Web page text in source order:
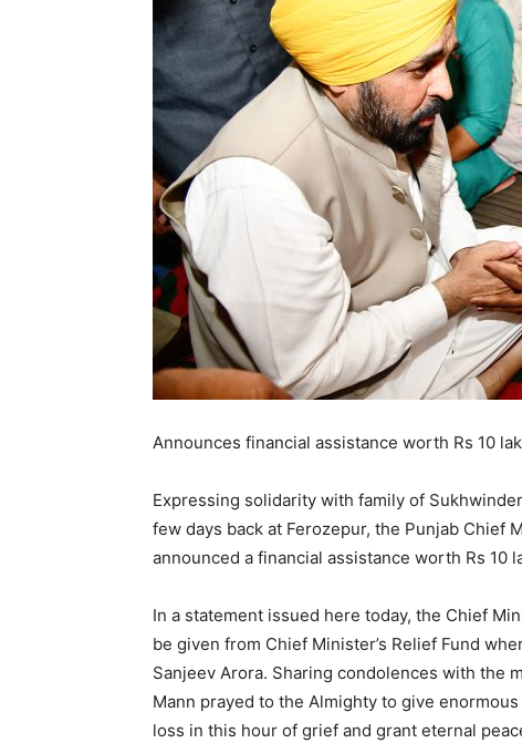
Announces financial assistance worth Rs 10
Expressing solidarity with family of
few days back at Ferozepur, the Punjab Chief
announced a financial assistance worth Rs 10
In a statement issued here today, the Chief
be given from Chief Minister’s Relief Fund
Sanjeev Arora. Sharing condolences with the
Mann prayed to the Almighty to give
loss in this hour of grief and grant eternal